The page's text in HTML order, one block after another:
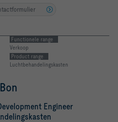
Functionele range
Verkoop
Product range
Luchtbehandelingskasten
Engineer